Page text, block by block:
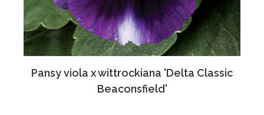
Pansy viola x wittrockiana 'Delta Classic
Beaconsfield'